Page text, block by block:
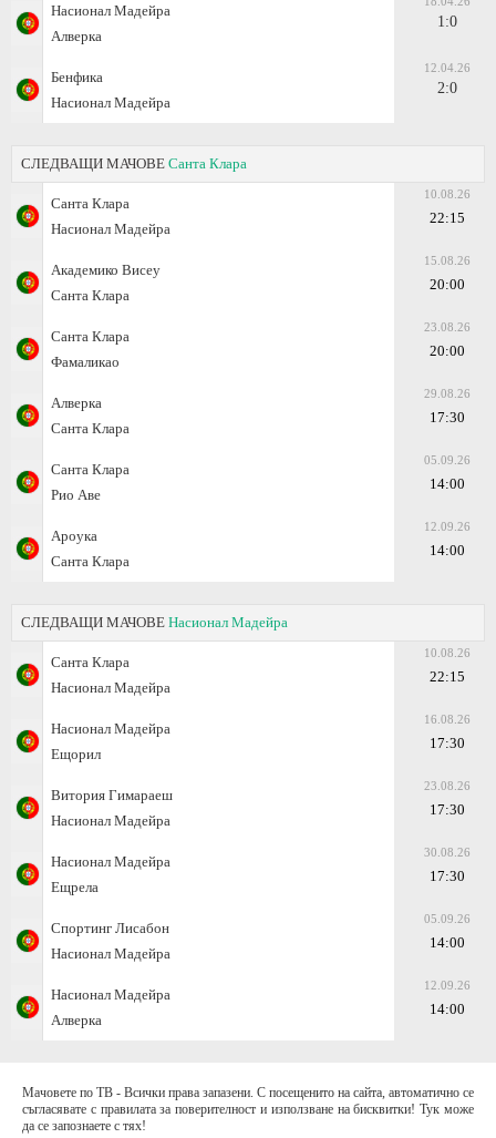
Насионал Мадейра
Алверка
1:0
Бенфика
Насионал Мадейра
12.04.26
2:0
СЛЕДВАЩИ МАЧОВЕ Санта Клара
Санта Клара
Насионал Мадейра
10.08.26
22:15
Академико Висеу
Санта Клара
15.08.26
20:00
Санта Клара
Фамаликао
23.08.26
20:00
Алверка
Санта Клара
29.08.26
17:30
Санта Клара
Рио Аве
05.09.26
14:00
Арoука
Санта Клара
12.09.26
14:00
СЛЕДВАЩИ МАЧОВЕ Насионал Мадейра
Санта Клара
Насионал Мадейра
10.08.26
22:15
Насионал Мадейра
Ещорил
16.08.26
17:30
Витория Гимараеш
Насионал Мадейра
23.08.26
17:30
Насионал Мадейра
Ещрела
30.08.26
17:30
Спортинг Лисабон
Насионал Мадейра
05.09.26
14:00
Насионал Мадейра
Алверка
12.09.26
14:00
Мачовете по ТВ - Всички права запазени. С посещенито на сайта, автоматично се
съгласявате с правилата за поверителност и използване на бисквитки! Тук може
да се запознаете с тях!